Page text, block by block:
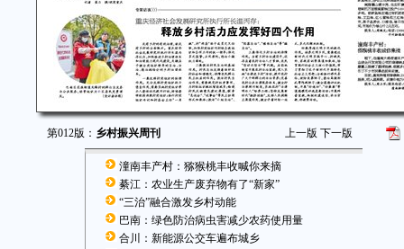
第012版： 乡村振兴周刊 上一版 下一版
潼南丰产村：猕猴桃丰收喊你来摘
綦江：农业生产废弃物有了“新家”
“三治”融合激发乡村动能
巴南：绿色防治病虫害减少农药使用量
合川：新能源公交车遍布城乡